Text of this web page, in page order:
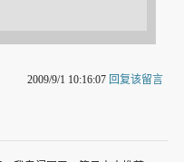
2009/9/1 10:16:07 回复该留言